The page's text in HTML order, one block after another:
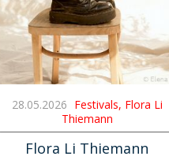
28.05.2026 Festivals, Flora Li
Thiemann
Flora Li Thiemann